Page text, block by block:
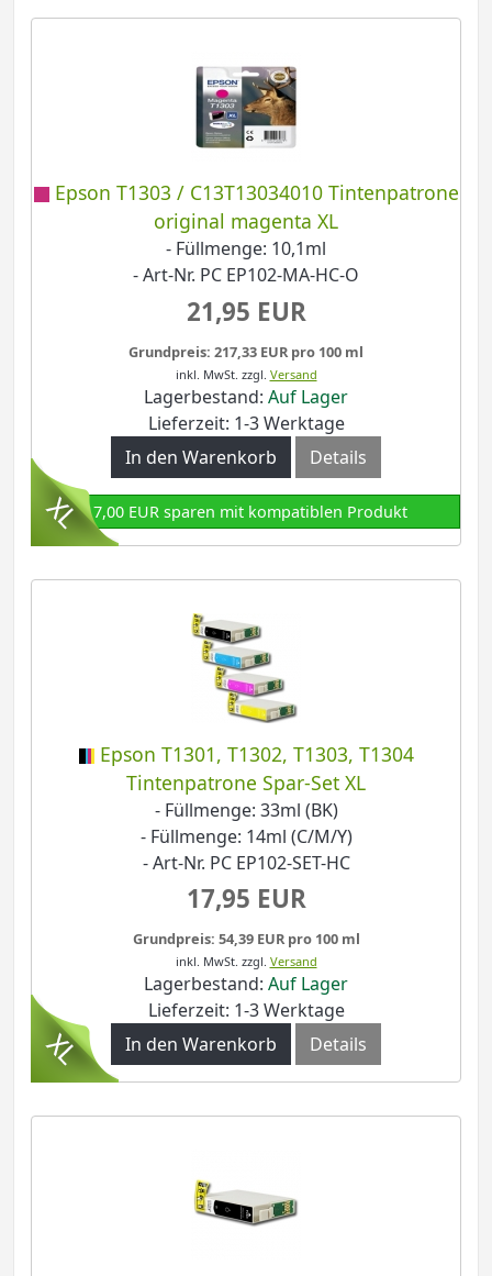
Epson T1303 / C13T13034010 Tintenpatrone
original magenta XL
- Füllmenge: 10,1ml
- Art-Nr. PC EP102-MA-HC-O
21,95 EUR
Grundpreis: 217,33 EUR pro 100 ml
inkl. MwSt. zzgl. Versand
Lagerbestand: Auf Lager
Lieferzeit: 1-3 Werktage
In den Warenkorb
Details
17,00 EUR sparen mit kompatiblen Produkt
Epson T1301, T1302, T1303, T1304
Tintenpatrone Spar-Set XL
- Füllmenge: 33ml (BK)
- Füllmenge: 14ml (C/M/Y)
- Art-Nr. PC EP102-SET-HC
17,95 EUR
Grundpreis: 54,39 EUR pro 100 ml
inkl. MwSt. zzgl. Versand
Lagerbestand: Auf Lager
Lieferzeit: 1-3 Werktage
In den Warenkorb
Details